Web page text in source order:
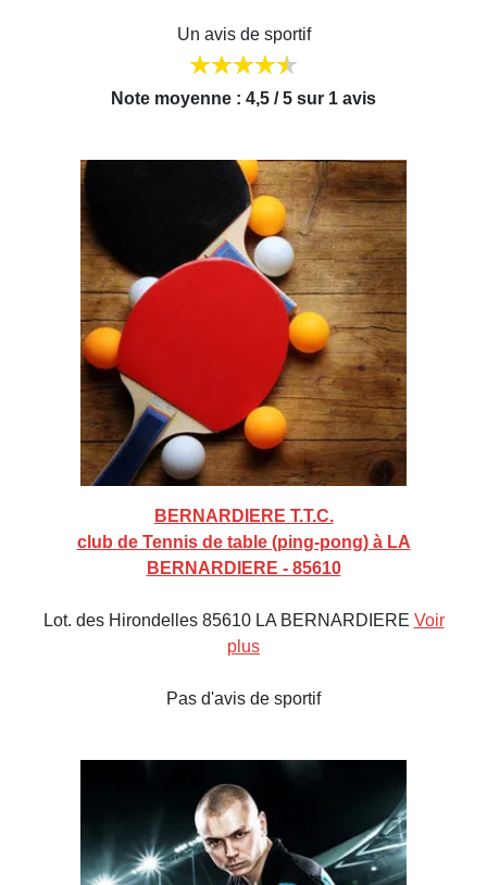
Un avis de sportif
Note moyenne : 4,5 / 5 sur 1 avis
BERNARDIERE T.T.C.
club de Tennis de table (ping-pong) à LA
BERNARDIERE - 85610
Lot. des Hirondelles 85610 LA BERNARDIERE Voir
plus
Pas d'avis de sportif